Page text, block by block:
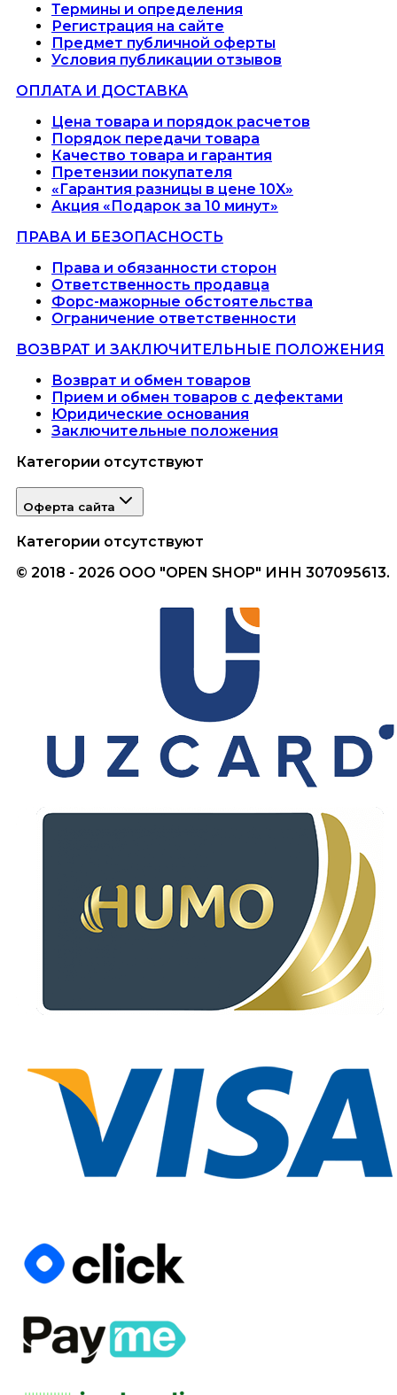
Термины и определения
Регистрация на сайте
Предмет публичной оферты
Условия публикации отзывов
ОПЛАТА И ДОСТАВКА
Цена товара и порядок расчетов
Порядок передачи товара
Качество товара и гарантия
Претензии покупателя
«Гарантия разницы в цене 10X»
Акция «Подарок за 10 минут»
ПРАВА И БЕЗОПАСНОСТЬ
Права и обязанности сторон
Ответственность продавца
Форс-мажорные обстоятельства
Ограничение ответственности
ВОЗВРАТ И ЗАКЛЮЧИТЕЛЬНЫЕ ПОЛОЖЕНИЯ
Возврат и обмен товаров
Прием и обмен товаров с дефектами
Юридические основания
Заключительные положения
Категории отсутствуют
Оферта сайта
Категории отсутствуют
© 2018 - 2026 ООО "OPEN SHOP" ИНН 307095613.